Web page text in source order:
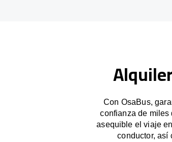
Con OsaBus,
confianza de miles
asequible el viaje
conductor, así